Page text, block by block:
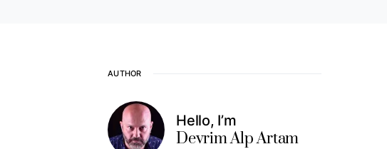
AUTHOR
Hello, I’m
Devrim Alp Artam